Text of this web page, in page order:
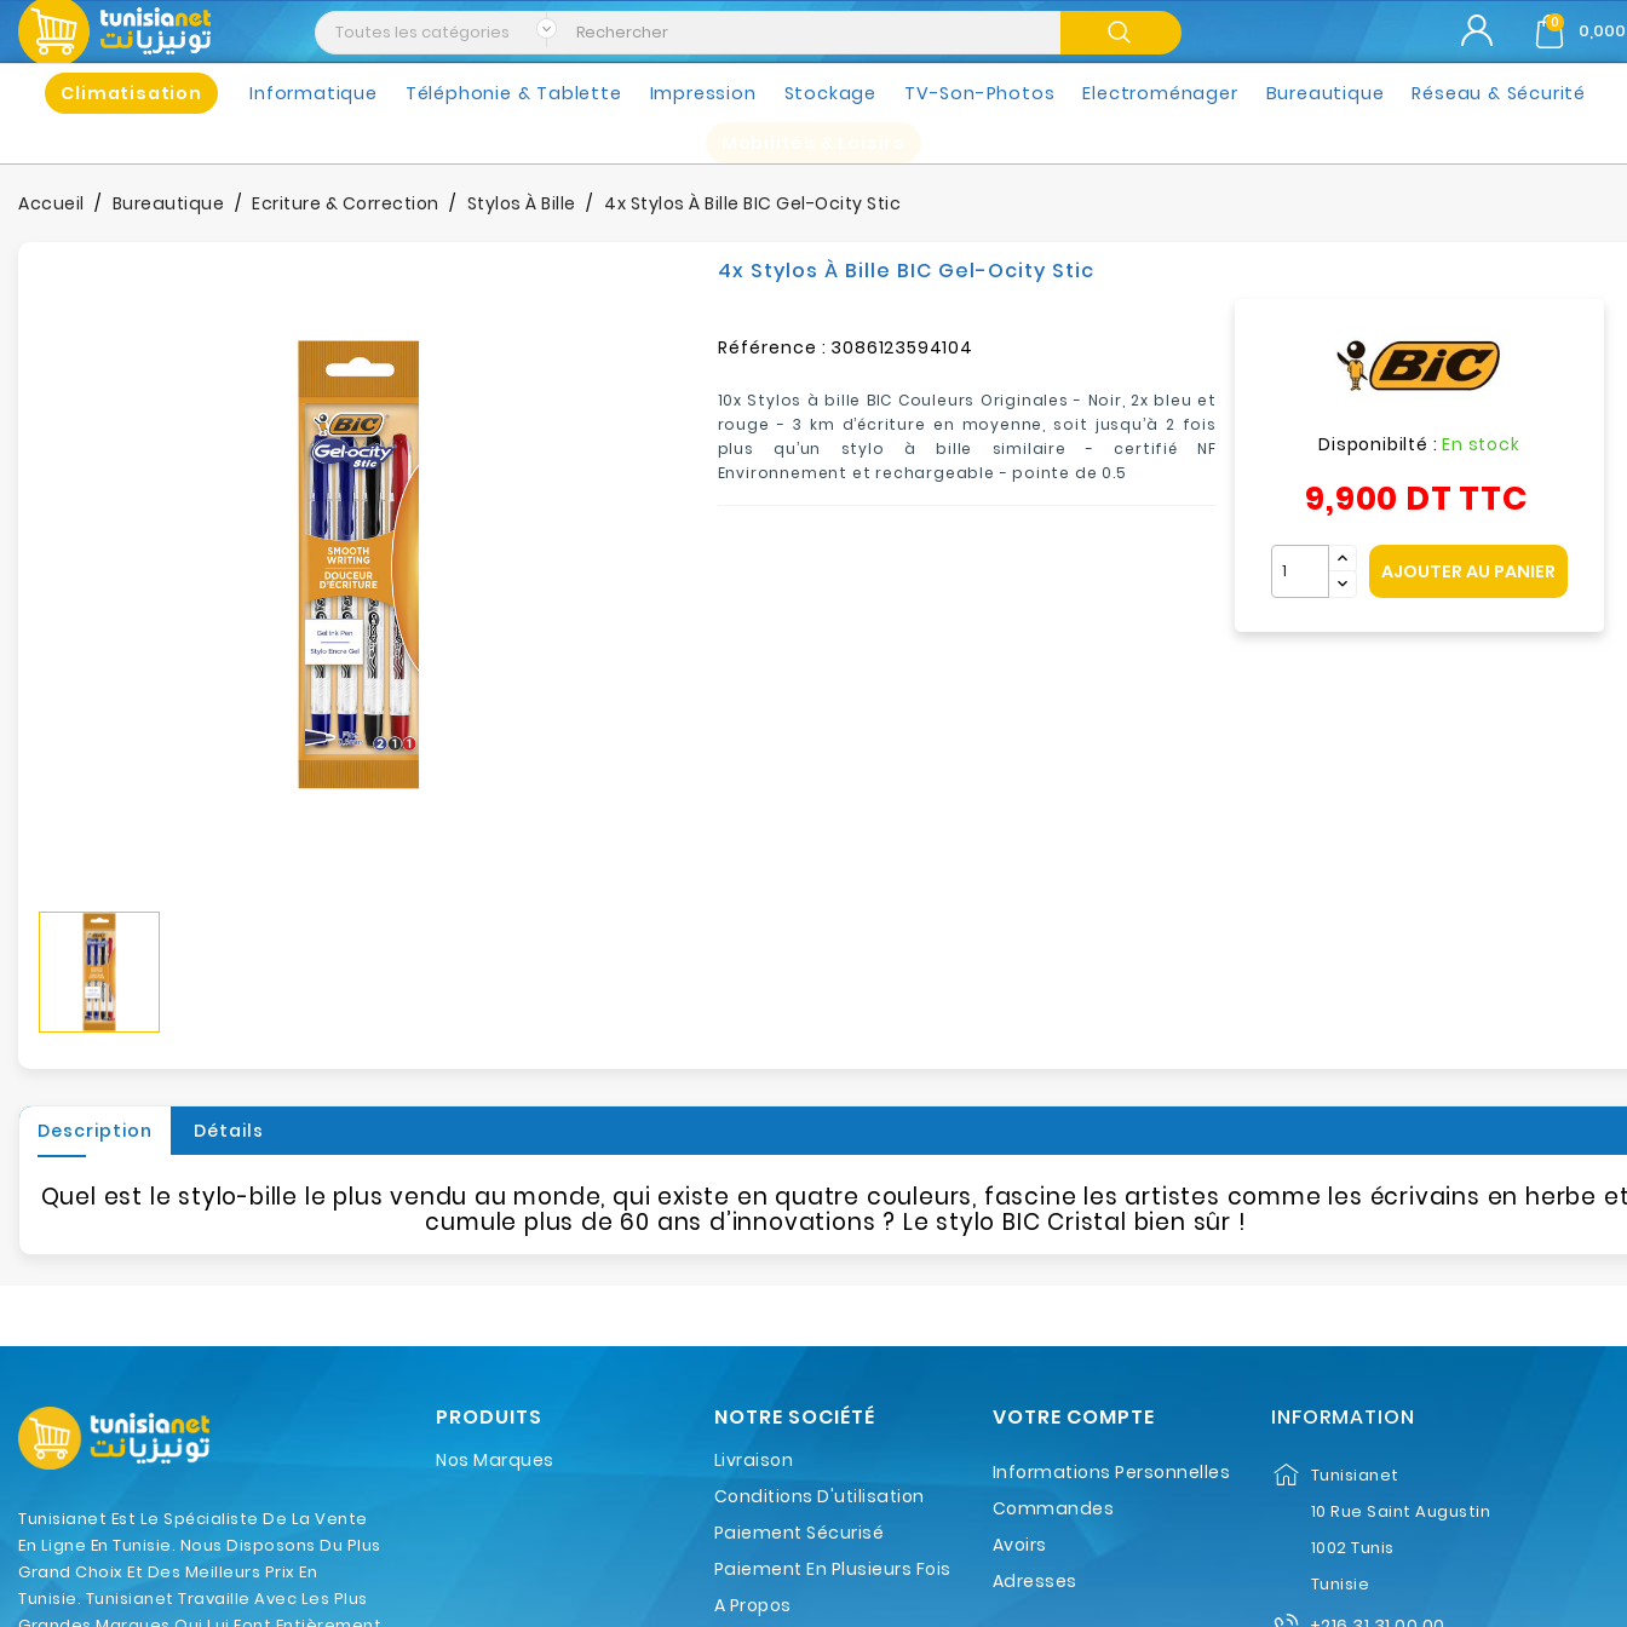
0
Climatisation Informatique Téléphonie & Tablette Impression Stockage TV-Son-Photos Electroménager Bureautique Réseau & Sécurité
Accueil Bureautique Ecriture & Correction Stylos À Bille 4x Stylos À Bille BIC Gel-Ocity Stic
4x Stylos À Bille BIC Gel-Ocity Stic
Référence : 3086123594104
10x Stylos à bille BIC Couleurs Originales - Noir, 2x bleu et
rouge - 3 km d’écriture en moyenne, soit jusqu’à 2 fois
plus qu’un stylo à bille similaire
- certifié NF
Environnement et rechargeable -pointe de 0.5
Disponibilté :En stock
9,900 DT TTC
AJOUTER AU PANIER
Description Détails
Quel est le stylo-bille le plus vendu au monde, qui existe en quatre couleurs, fascine les artistes comme les écrivains en herbe
cumule plus de 60 ans d’innovations ? Le stylo BIC Cristal bien sûr !
Tunisianet Est Le Spécialiste De La Vente
En Ligne En Tunisie. Nous Disposons Du Plus
Grand Choix Et Des Meilleurs Prix En
Tunisie. Tunisianet Travaille Avec Les Plus
PRODUITS
Nos Marques
NOTRE SOCIÉTÉ
Livraison
Conditions D'utilisation
Paiement Sécurisé
Paiement En Plusieurs Fois
A Propos
VOTRE COMPTE
Informations Personnelles
Commandes
Avoirs
Adresses
INFORMATION
Tunisianet
10 Rue Saint Augustin
1002 Tunis
Tunisie